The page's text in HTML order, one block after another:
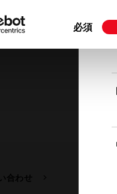
て」をご
同
必須
合わせ